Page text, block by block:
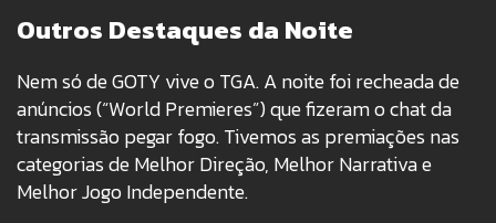
Outros Destaques da Noite
Nem só de GOTY vive o TGA. A noite foi recheada de
anúncios (“World Premieres”) que fizeram o chat da
transmissão pegar fogo. Tivemos as premiações nas
categorias de Melhor Direção, Melhor Narrativa e
Melhor Jogo Independente.